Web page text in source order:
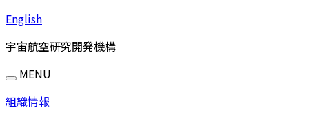
English
宇宙航空研究開発機構
MENU
組織情報